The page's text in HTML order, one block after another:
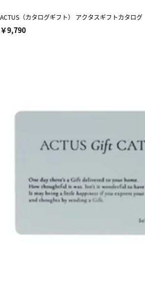
ACTUS（カタログギフト） アクタスギフトカタロ
￥9,790